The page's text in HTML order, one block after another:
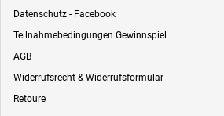
Datenschutz - Facebook
Teilnahmebedingungen Gewinnspiel
AGB
Widerrufsrecht & Widerrufsformular
Retoure